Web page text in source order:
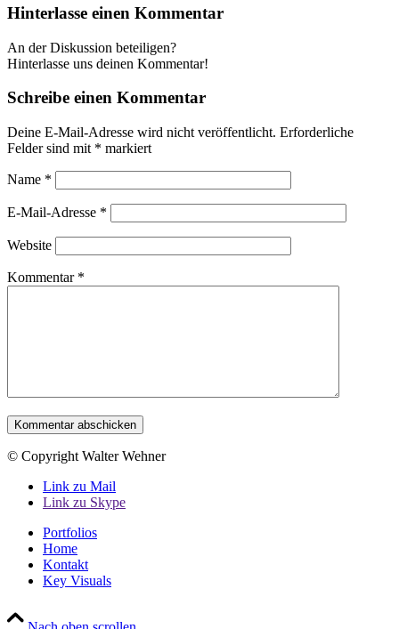
Hinterlasse einen Kommentar
An der Diskussion beteiligen?
Hinterlasse uns deinen Kommentar!
Schreibe einen Kommentar
Deine E-Mail-Adresse wird nicht veröffentlicht. Erforderliche
Felder sind mit * markiert
Name *
E-Mail-Adresse *
Website
Kommentar *
© Copyright Walter Wehner
Link zu Mail
Link zu Skype
Portfolios
Home
Kontakt
Key Visuals